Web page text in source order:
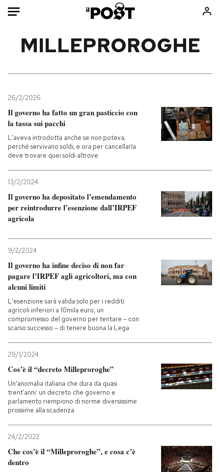
Mondo
Politica
Tecnologia
Internet
Scienza
Economia
Sport
Consumismi
Ok Boomer!
Mondiali calcio 2026
PODCAST
NEWSLETTER
I MIEI PREFERITI
CALENDARIO
AREA PERSONALE
Entra
MILLEPROROGHE
26/2/2026
Il governo ha fatto un gran pasticcio con
la tassa sui pacchi
L'aveva introdotta anche se non poteva,
perché servivano soldi, e ora per cancellarla
deve trovare quei soldi altrove
13/2/2024
Il governo ha depositato l’emendamento
per reintrodurre l’esenzione dall’IRPEF
agricola
9/2/2024
Il governo ha infine deciso di non far
pagare l’IRPEF agli agricoltori, ma con
alcuni limiti
L'esenzione sarà valida solo per i redditi
agricoli inferiori a 10mila euro, un
compromesso del governo per tentare – con
scarso successo – di tenere buona la Lega
29/1/2024
Cos’è il “decreto Milleproroghe”
Un'anomalia italiana che dura da quasi
trent'anni: un decreto che governo e
parlamento riempiono di norme diversissime
prossime alla scadenza
24/2/2022
Che cos’è il “Milleproroghe”, e cosa c’è
dentro